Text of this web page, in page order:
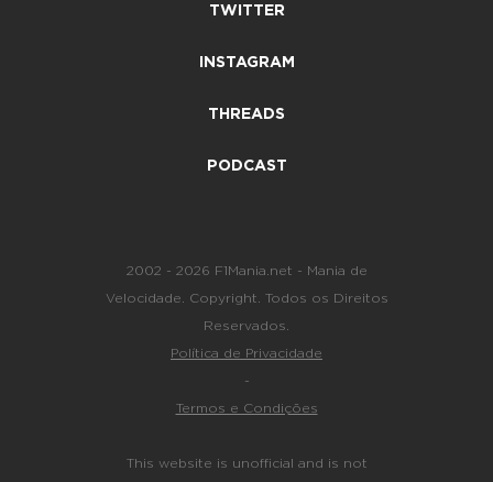
TWITTER
INSTAGRAM
THREADS
PODCAST
2002 - 2026 F1Mania.net - Mania de
Velocidade. Copyright. Todos os Direitos
Reservados.
Política de Privacidade
-
Termos e Condições
This website is unofficial and is not